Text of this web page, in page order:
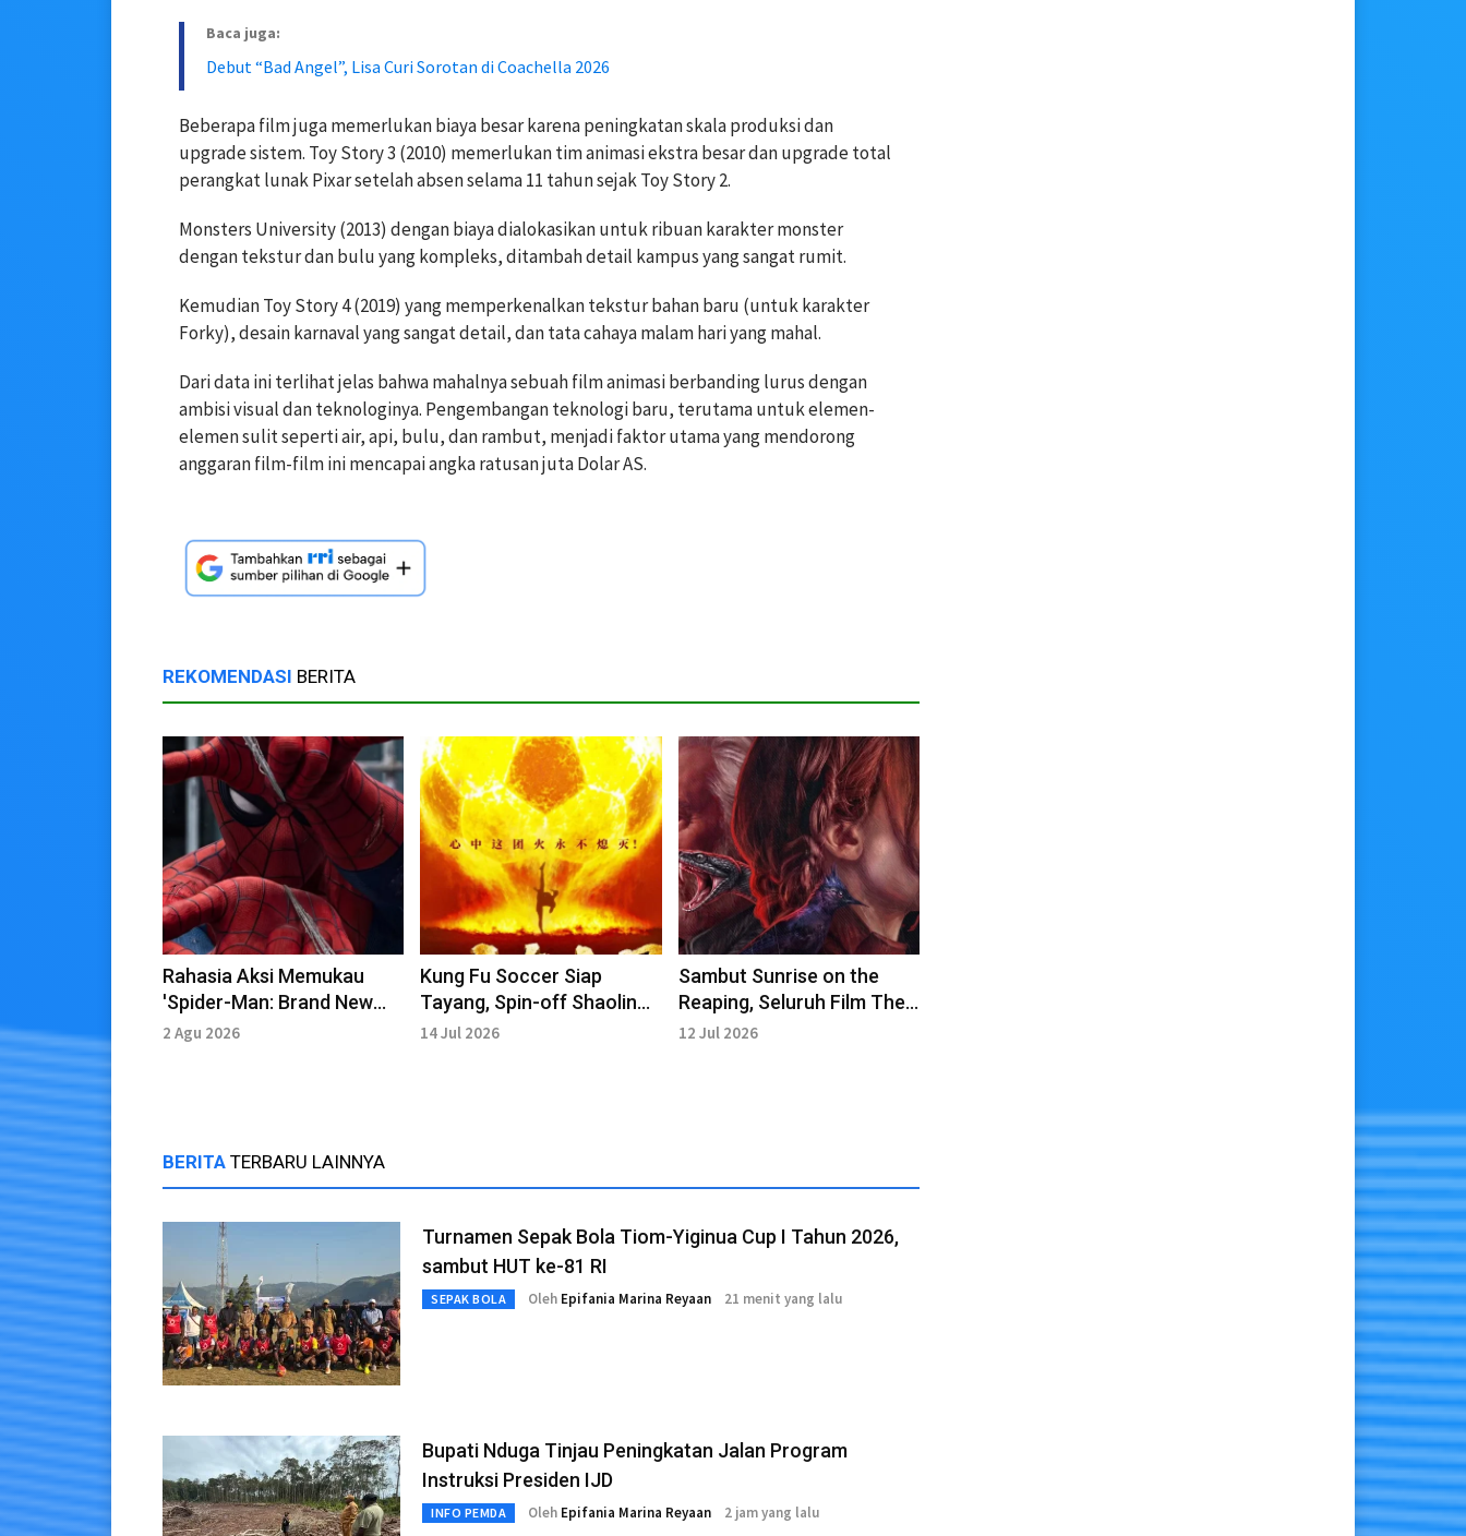
Baca juga:
Debut “Bad Angel”, Lisa Curi Sorotan di Coachella 2026
Beberapa film juga memerlukan biaya besar karena peningkatan skala produksi dan
upgrade sistem. Toy Story 3 (2010) memerlukan tim animasi ekstra besar dan upgrade total
perangkat lunak Pixar setelah absen selama 11 tahun sejak Toy Story 2.
Monsters University (2013) dengan biaya dialokasikan untuk ribuan karakter monster
dengan tekstur dan bulu yang kompleks, ditambah detail kampus yang sangat rumit.
Kemudian Toy Story 4 (2019) yang memperkenalkan tekstur bahan baru (untuk karakter
Forky), desain karnaval yang sangat detail, dan tata cahaya malam hari yang mahal.
Dari data ini terlihat jelas bahwa mahalnya sebuah film animasi berbanding lurus dengan
ambisi visual dan teknologinya. Pengembangan teknologi baru, terutama untuk elemen-
elemen sulit seperti air, api, bulu, dan rambut, menjadi faktor utama yang mendorong
anggaran film-film ini mencapai angka ratusan juta Dolar AS.
REKOMENDASI BERITA
Rahasia Aksi Memukau
'Spider-Man: Brand New
Day' hingga Cetak Rekor
2 Agu 2026
Kung Fu Soccer Siap
Tayang, Spin-off Shaolin
Soccer Hadir dengan
14 Jul 2026
Sambut Sunrise on the
Reaping, Seluruh Film The
Hunger Games
12 Jul 2026
BERITA TERBARU LAINNYA
Turnamen Sepak Bola Tiom-Yiginua Cup I Tahun 2026,
sambut HUT ke-81 RI
SEPAK BOLA Oleh Epifania Marina Reyaan 21 menit yang lalu
Bupati Nduga Tinjau Peningkatan Jalan Program
Instruksi Presiden IJD
INFO PEMDA Oleh Epifania Marina Reyaan 2 jam yang lalu